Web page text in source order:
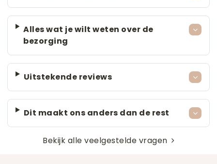
Alles wat je wilt weten over de
bezorging
Uitstekende reviews
Dit maakt ons anders dan de rest
Bekijk alle veelgestelde vragen